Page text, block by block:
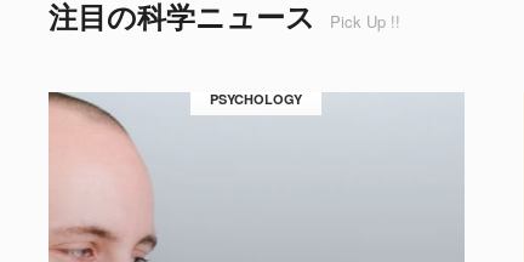
注目の科学ニュース Pick Up !!
PSYCHOLOGY